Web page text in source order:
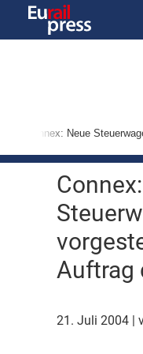
Connex: Neue
Auftrag
21. Juli 2004